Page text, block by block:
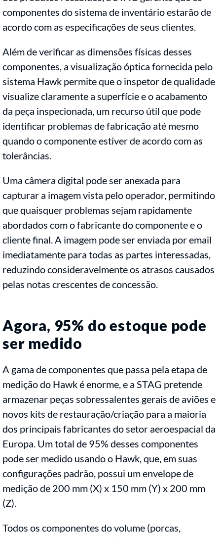
componentes do sistema de inventário estarão de
acordo com as especificações de seus clientes.
Além de verificar as dimensões físicas desses
componentes, a visualização óptica fornecida pelo
sistema Hawk permite que o inspetor de qualidade
visualize claramente a superfície e o acabamento
da peça inspecionada, um recurso útil que pode
identificar problemas de fabricação até mesmo
quando o componente estiver de acordo com as
tolerâncias.
Uma câmera digital pode ser anexada para
capturar a imagem vista pelo operador, permitindo
que quaisquer problemas sejam rapidamente
abordados com o fabricante do componente e o
cliente final. A imagem pode ser enviada por email
imediatamente para todas as partes interessadas,
reduzindo consideravelmente os atrasos causados
pelas notas crescentes de concessão.
Agora, 95% do estoque pode
ser medido
A gama de componentes que passa pela etapa de
medição do Hawk é enorme, e a STAG pretende
armazenar peças sobressalentes gerais de aviões e
novos kits de restauração/criação para a maioria
dos principais fabricantes do setor aeroespacial da
Europa. Um total de 95% desses componentes
pode ser medido usando o Hawk, que, em suas
configurações padrão, possui um envelope de
medição de 200 mm (X) x 150 mm (Y) x 200 mm
(Z).
Todos os componentes do volume (porcas,